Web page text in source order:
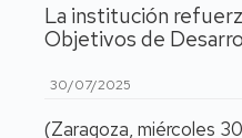
La institución
Objetivos de
30/07/2025
(Zaragoza, miércoles